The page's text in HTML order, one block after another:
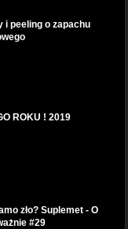
i peeling o zapachu
ROKU ! 2019
zło? Suplemet - O
#29